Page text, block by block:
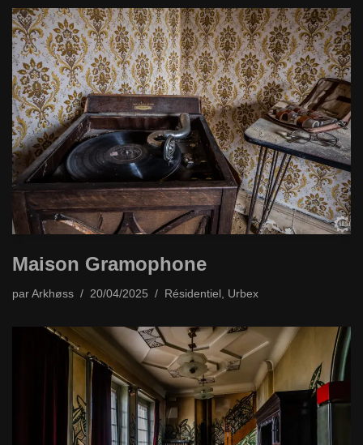
Maison Gramophone
par Arkhøss 20/04/2025 Résidentiel Urbex